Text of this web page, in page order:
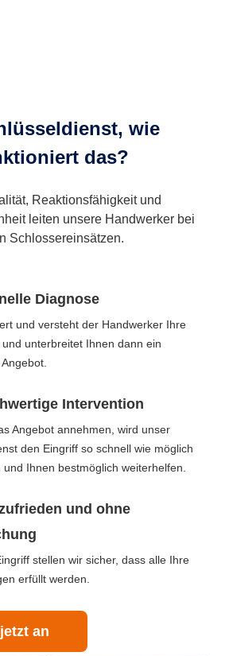
wie
das?
Reaktionsfähigkeit und
leiten unsere Handwerker bei
Schlossereinsätzen.
Diagnose
und versteht der Handwerker Ihre
unterbreitet Ihnen dann ein
Intervention
Angebot annehmen, wird unser
den Eingriff so schnell wie möglich
und Ihnen bestmöglich weiterhelfen.
und ohne
stellen wir sicher, dass alle Ihre
erfüllt werden.
an